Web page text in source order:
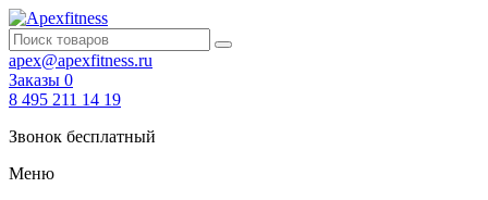
apex@apexfitness.ru
Заказы 0
8 495 211 14 19
Звонок бесплатный
Меню